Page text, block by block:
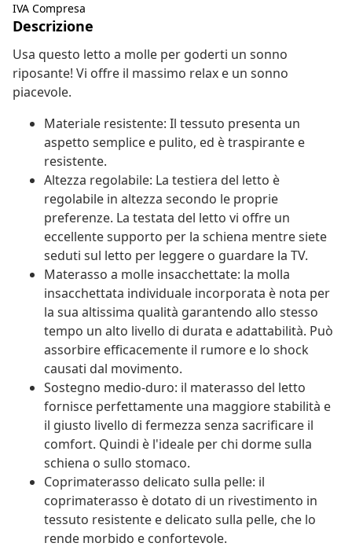
IVA Compresa
Descrizione
Usa questo letto a molle per goderti un sonno
riposante! Vi offre il massimo relax e un sonno
piacevole.
Materiale resistente: Il tessuto presenta un
aspetto semplice e pulito, ed è traspirante e
resistente.
Altezza regolabile: La testiera del letto è
regolabile in altezza secondo le proprie
preferenze. La testata del letto vi offre un
eccellente supporto per la schiena mentre siete
seduti sul letto per leggere o guardare la TV.
Materasso a molle insacchettate: la molla
insacchettata individuale incorporata è nota per
la sua altissima qualità garantendo allo stesso
tempo un alto livello di durata e adattabilità. Può
assorbire efficacemente il rumore e lo shock
causati dal movimento.
Sostegno medio-duro: il materasso del letto
fornisce perfettamente una maggiore stabilità e
il giusto livello di fermezza senza sacrificare il
comfort. Quindi è l'ideale per chi dorme sulla
schiena o sullo stomaco.
Coprimaterasso delicato sulla pelle: il
coprimaterasso è dotato di un rivestimento in
tessuto resistente e delicato sulla pelle, che lo
rende morbido e confortevole.